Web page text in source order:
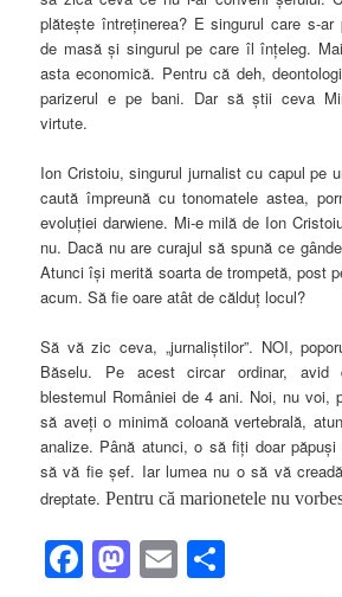
plăteşte întreţinerea? E singurul care s-
de masă şi singurul pe care îl înţeleg.
asta economică. Pentru că deh,
parizerul e pe bani. Dar să ştii ceva
virtute.
Ion Cristoiu, singurul jurnalist cu capul pe
caută împreună cu tonomatele astea,
evoluţiei darwiene. Mi-e milă de Ion
nu. Dacă nu are curajul să spună ce
Atunci îşi merită soarta de trompetă, post
acum. Să fie oare atât de călduţ locul?
Să vă zic ceva, „jurnaliştilor”. NOI,
Băselu. Pe acest circar ordinar, avid
blestemul României de 4 ani. Noi, nu voi,
să aveţi o minimă coloană vertebrală,
analize. Până atunci, o să fiţi doar
să vă fie şef. Iar lumea nu o să vă
dreptate.Pentru că marionetele nu
Facebook
Mastodon
Email